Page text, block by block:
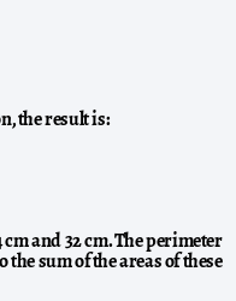
the result is:
and 32 cm. The perimeter
sum of the areas of these